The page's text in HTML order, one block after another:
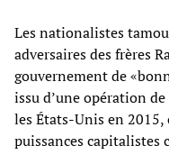
Les nationalistes
adversaires des frères
gouvernement de
issu d’une opération
les États-Unis en
puissances capitalistes